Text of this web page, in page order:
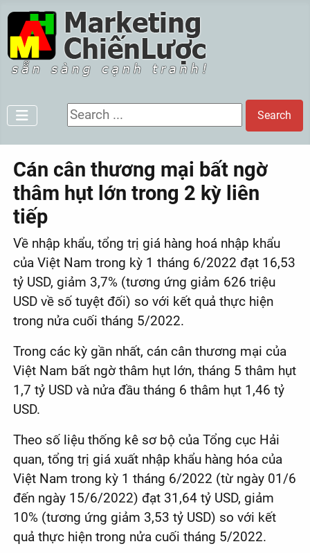
Search ... Search
Cán cân thương mại bất ngờ
thâm hụt lớn trong 2 kỳ liên
tiếp
Về nhập khẩu, tổng trị giá hàng hoá nhập khẩu
của Việt Nam trong kỳ 1 tháng 6/2022 đạt 16,53
tỷ USD, giảm 3,7% (tương ứng giảm 626 triệu
USD về số tuyệt đối) so với kết quả thực hiện
trong nửa cuối tháng 5/2022.
Trong các kỳ gần nhất, cán cân thương mại của
Việt Nam bất ngờ thâm hụt lớn, tháng 5 thâm hụt
1,7 tỷ USD và nửa đầu tháng 6 thâm hụt 1,46 tỷ
USD.
Theo số liệu thống kê sơ bộ của Tổng cục Hải
quan, tổng trị giá xuất nhập khẩu hàng hóa của
Việt Nam trong kỳ 1 tháng 6/2022 (từ ngày 01/6
đến ngày 15/6/2022) đạt 31,64 tỷ USD, giảm
10% (tương ứng giảm 3,53 tỷ USD) so với kết
quả thực hiện trong nửa cuối tháng 5/2022.